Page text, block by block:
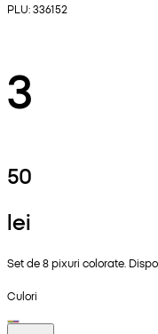
PLU: 336152
3
50
lei
Set de 8 pixuri colorate.
Culori